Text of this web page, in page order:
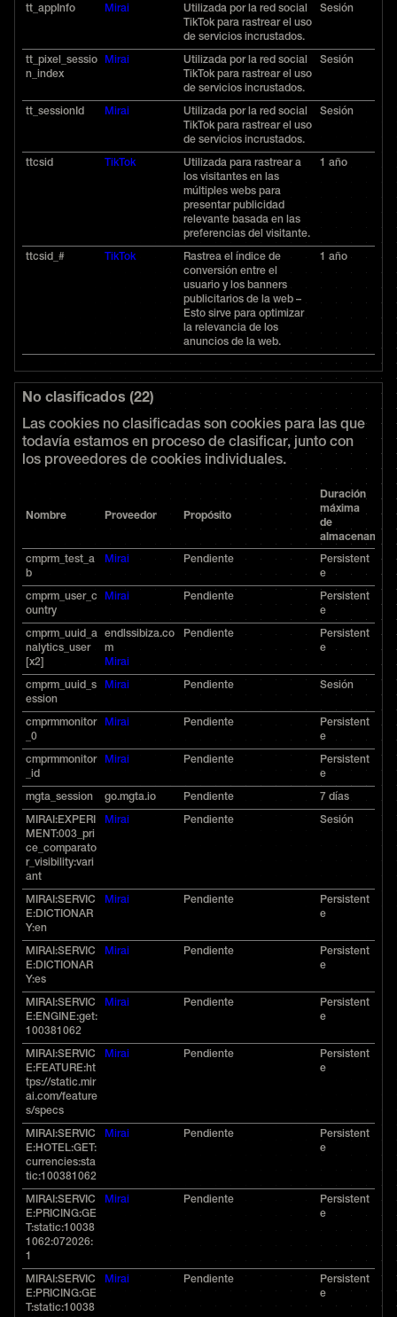
tt_appInfo Mirai
Utilizada por la red social
TikTok para rastrear el uso
de servicios incrustados.
Sesión
tt_pixel_sessio
n_index
Mirai
Utilizada por la red social
TikTok para rastrear el uso
de servicios incrustados.
Sesión
tt_sessionId Mirai
Utilizada por la red social
TikTok para rastrear el uso
de servicios incrustados.
Sesión
ttcsid TikTok
Utilizada para rastrear a
los visitantes en las
múltiples webs para
presentar publicidad
relevante basada en las
preferencias del visitante.
1 año
ttcsid_# TikTok
Rastrea el índice de
conversión entre el
usuario y los banners
publicitarios de la web –
Esto sirve para optimizar
la relevancia de los
anuncios de la web.
1 año
No clasificados (22)
Las cookies no clasificadas son cookies para las que
todavía estamos en proceso de clasificar, junto con
los proveedores de cookies individuales.
Nombre Proveedor Propósito
Duración
máxima
de
cmprm_test_a
b
Mirai Pendiente
Persistent
e
cmprm_user_c
ountry
Mirai Pendiente
Persistent
e
cmprm_uuid_a
nalytics_user
[x2]
endlssibiza.co
m
Mirai
Pendiente
Persistent
e
cmprm_uuid_s
ession
Mirai Pendiente Sesión
cmprmmonitor
_0
Mirai Pendiente
Persistent
e
cmprmmonitor
_id
Mirai Pendiente
Persistent
e
mgta_session go.mgta.io Pendiente 7 días
MIRAI:EXPERI
MENT:003_pri
ce_comparato
r_visibility:vari
ant
Mirai Pendiente Sesión
MIRAI:SERVIC
E:DICTIONAR
Y:en
Mirai Pendiente
Persistent
e
MIRAI:SERVIC
E:DICTIONAR
Y:es
Mirai Pendiente
Persistent
e
MIRAI:SERVIC
E:ENGINE:get:
100381062
Mirai Pendiente
Persistent
e
MIRAI:SERVIC
E:FEATURE:ht
tps://static.mir
ai.com/feature
s/specs
Mirai Pendiente
Persistent
e
MIRAI:SERVIC
E:HOTEL:GET:
currencies:sta
tic:100381062
Mirai Pendiente
Persistent
e
MIRAI:SERVIC
E:PRICING:GE
T:static:10038
1062:072026:
1
Mirai Pendiente
Persistent
e
MIRAI:SERVIC
E:PRICING:GE
T:static:10038
Mirai Pendiente
Persistent
e